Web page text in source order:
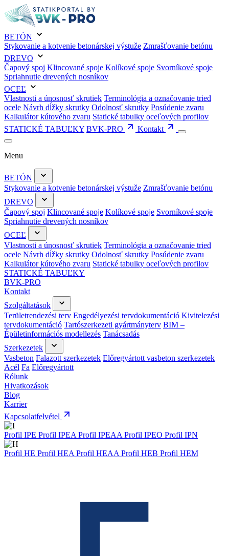
BETÓN
Stykovanie a kotvenie betonárskej výstuže Zmrašťovanie betónu
DREVO
Čapový spoj Klincované spoje Kolíkové spoje Svorníkové spoje
Spriahnutie drevených nosníkov
OCEĽ
Vlastnosti a únosnosť skrutiek Terminológia a označovanie tried
ocele Návrh dĺžky skrutky Odolnosť skrutky Posúdenie zvaru
Kalkulátor kútového zvaru Statické tabulky oceľových profilov
STATICKÉ TABUĽKY BVK-PRO Kontakt
Menu
BETÓN
Stykovanie a kotvenie betonárskej výstuže Zmrašťovanie betónu
DREVO
Čapový spoj Klincované spoje Kolíkové spoje Svorníkové spoje
Spriahnutie drevených nosníkov
OCEĽ
Vlastnosti a únosnosť skrutiek Terminológia a označovanie tried
ocele Návrh dĺžky skrutky Odolnosť skrutky Posúdenie zvaru
Kalkulátor kútového zvaru Statické tabulky oceľových profilov
STATICKÉ TABUĽKY
BVK-PRO
Kontakt
Szolgáltatások
Területrendezési terv Engedélyezési tervdokumentáció Kivitelezési
tervdokumentáció Tartószerkezeti gyártmányterv BIM –
Épületinformációs modellezés Tanácsadás
Szerkezetek
Vasbeton Falazott szerkezetek Előregyártott vasbeton szerkezetek
Acél Fa Előregyártott
Rólunk
Hivatkozások
Blog
Karrier
Kapcsolatfelvétel
Profil IPE Profil IPEA Profil IPEAA Profil IPEO Profil IPN
Profil HE Profil HEA Profil HEAA Profil HEB Profil HEM